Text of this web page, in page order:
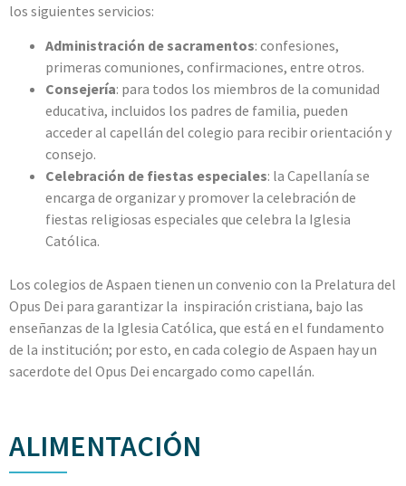
los siguientes servicios:
Administración de sacramentos: confesiones,
primeras comuniones, confirmaciones, entre otros.
Consejería: para todos los miembros de la comunidad
educativa, incluidos los padres de familia, pueden
acceder al capellán del colegio para recibir orientación y
consejo.
Celebración de fiestas especiales: la Capellanía se
encarga de organizar y promover la celebración de
fiestas religiosas especiales que celebra la Iglesia
Católica.
Los colegios de Aspaen tienen un convenio con la Prelatura del
Opus Dei para garantizar la inspiración cristiana, bajo las
enseñanzas de la Iglesia Católica, que está en el fundamento
de la institución; por esto, en cada colegio de Aspaen hay un
sacerdote del Opus Dei encargado como capellán.
ALIMENTACIÓN